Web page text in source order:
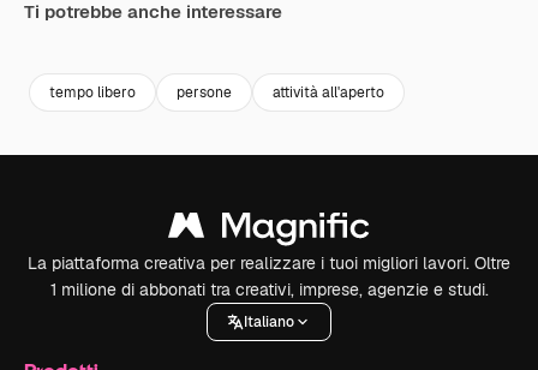
Ti potrebbe anche interessare
tempo libero persone attività all'aperto
La piattaforma creativa per realizzare i tuoi migliori lavori. Oltre
1 milione di abbonati tra creativi, imprese, agenzie e studi.
Italiano